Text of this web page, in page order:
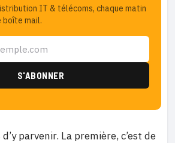
IT & télécoms, chaque matin
boîte mail.
parvenir. La première, c’est de